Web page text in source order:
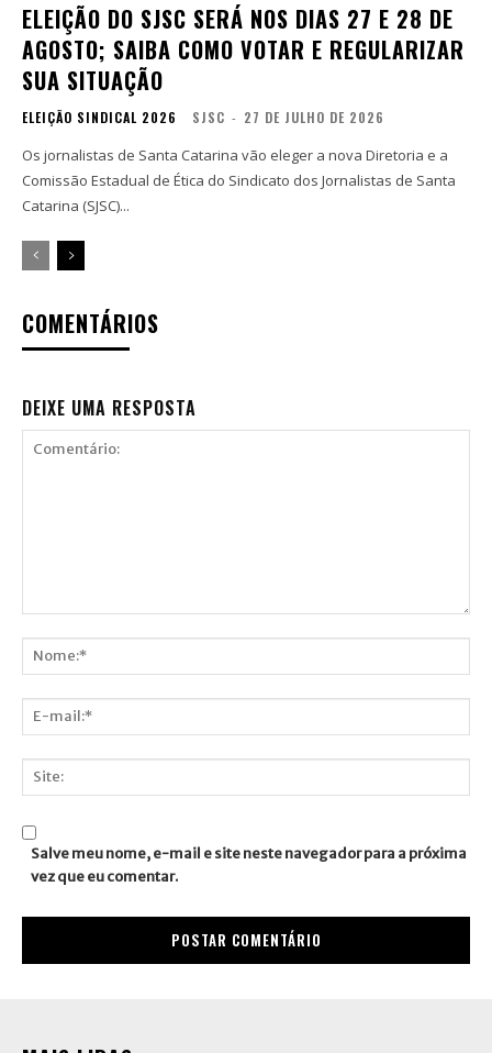
ELEIÇÃO DO SJSC SERÁ NOS DIAS 27 E 28 DE
AGOSTO; SAIBA COMO VOTAR E REGULARIZAR
SUA SITUAÇÃO
ELEIÇÃO SINDICAL 2026 SJSC - 27 DE JULHO DE 2026
Os jornalistas de Santa Catarina vão eleger a nova Diretoria e a
Comissão Estadual de Ética do Sindicato dos Jornalistas de Santa
Catarina (SJSC)...
COMENTÁRIOS
DEIXE UMA RESPOSTA
mail:*
Salve meu nome, e-mail e site neste navegador para a próxima
vez que eu comentar.